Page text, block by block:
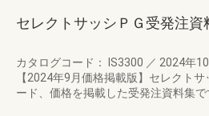
セレクトサッシＰＧ受発注資
カタログコード： IS3300 ／ 2024年
【2024年9月価格掲載版】セレクト
ード、価格を掲載した受発注資料集で